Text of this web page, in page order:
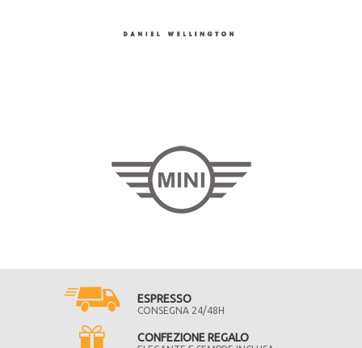
ESPRESSO
CONSEGNA 24/48H
CONFEZIONE REGALO